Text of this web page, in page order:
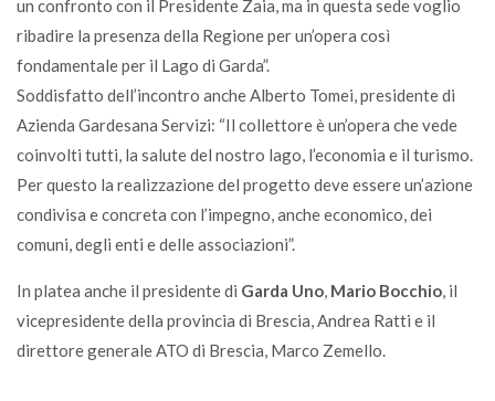
un confronto con il Presidente Zaia, ma in questa sede voglio
ribadire la presenza della Regione per un’opera così
fondamentale per il Lago di Garda”.
Soddisfatto dell’incontro anche Alberto Tomei, presidente di
Azienda Gardesana Servizi: “Il collettore è un’opera che vede
coinvolti tutti, la salute del nostro lago, l’economia e il turismo.
Per questo la realizzazione del progetto deve essere un’azione
condivisa e concreta con l’impegno, anche economico, dei
comuni, degli enti e delle associazioni”.
In platea anche il presidente di Garda Uno, Mario Bocchio, il
vicepresidente della provincia di Brescia, Andrea Ratti e il
direttore generale ATO di Brescia, Marco Zemello.